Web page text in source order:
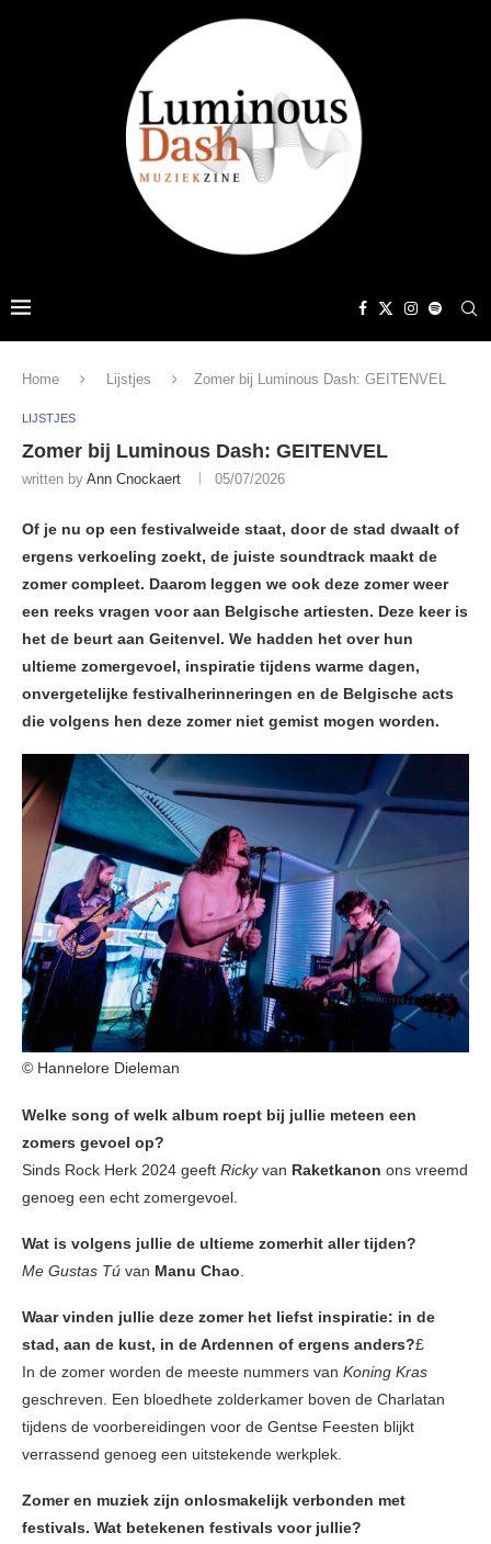
Home Lijstjes Zomer bij Luminous Dash: GEITENVEL
LIJSTJES
Zomer bij Luminous Dash: GEITENVEL
written by Ann Cnockaert 05/07/2026
Of je nu op een festivalweide staat, door de stad dwaalt of
ergens verkoeling zoekt, de juiste soundtrack maakt de
zomer compleet. Daarom leggen we ook deze zomer weer
een reeks vragen voor aan Belgische artiesten. Deze keer is
het de beurt aan Geitenvel. We hadden het over hun
ultieme zomergevoel, inspiratie tijdens warme dagen,
onvergetelijke festivalherinneringen en de Belgische acts
die volgens hen deze zomer niet gemist mogen worden.
© Hannelore Dieleman
Welke song of welk album roept bij jullie meteen een
zomers gevoel op?
Sinds Rock Herk 2024 geeft Rickyvan Raketkanon ons vreemd
genoeg een echt zomergevoel.
Wat is volgens jullie de ultieme zomerhit aller tijden?
Me Gustas Tú van Manu Chao.
Waar vinden jullie deze zomer het liefst inspiratie: in de
stad, aan de kust, in de Ardennen of ergens anders?£
In de zomer worden de meeste nummers van Koning Kras
geschreven. Een bloedhete zolderkamer boven de Charlatan
tijdens de voorbereidingen voor de Gentse Feesten blijkt
verrassend genoeg een uitstekende werkplek.
Zomer en muziek zijn onlosmakelijk verbonden met
festivals. Wat betekenen festivals voor jullie?